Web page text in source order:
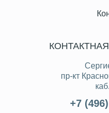
+7
пр-кт